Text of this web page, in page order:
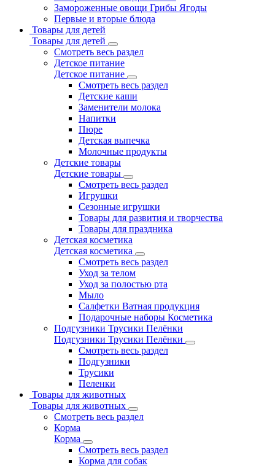
Замороженные овощи Грибы Ягоды
Первые и вторые блюда
Товары для детей
Товары для детей
Смотреть весь раздел
Детское питание
Детское питание
Смотреть весь раздел
Детские каши
Заменители молока
Напитки
Пюре
Детская выпечка
Молочные продукты
Детские товары
Детские товары
Смотреть весь раздел
Игрушки
Сезонные игрушки
Товары для развития и творчества
Товары для праздника
Детская косметика
Детская косметика
Смотреть весь раздел
Уход за телом
Уход за полостью рта
Мыло
Салфетки Ватная продукция
Подарочные наборы Косметика
Подгузники Трусики Пелёнки
Подгузники Трусики Пелёнки
Смотреть весь раздел
Подгузники
Трусики
Пеленки
Товары для животных
Товары для животных
Смотреть весь раздел
Корма
Корма
Смотреть весь раздел
Корма для собак